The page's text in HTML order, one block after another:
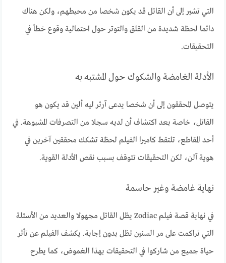
التي تشير إلى أن القاتل قد يكون شخصا من محيطهم، ولكن هناك
دائما لحظة شديدة من القلق والتوتر حول احتمالية وقوع خطأ في
التحقيقات.
الأدلة الغامضة والشكوك حول المشتبه به
يتوصل المحققون إلى أن شخصا يدعى آرثر ليه ألين قد يكون هو
القاتل، خاصة بعد اكتشاف أن لديه سجلا من التصرفات المشبوهة. في
أحد المقاطع، تلتقط كاميرا الفيلم لحظة تشكك محققين آخرين في
هوية آلن، لكن التحقيقات تتوقف بسبب نقص الأدلة القوية.
نهاية غامضة وغير حاسمة
في نهاية قصة فيلم Zodiac يظل القاتل مجهولا والعديد من الأسئلة
التي تراكمت على مر السنين تظل بدون إجابة. يكشف الفيلم عن تأثر
حياة جميع من شاركوا في التحقيقات بهذا الغموض، كما يطرح